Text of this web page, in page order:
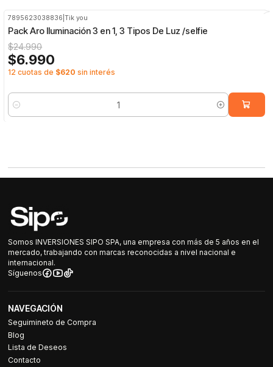
7895623038836 |Tik you
Pack Aro Iluminación 3 en 1, 3 Tipos De Luz /selfie
$24.990
$6.990
12 cuotas de $620 sin interés
Cantidad
Somos INVERSIONES SIPO SPA, una empresa con más de 5 años en el
mercado, trabajando con marcas reconocidas a nivel nacional e
internacional.
Síguenos
NAVEGACIÓN
Seguimineto de Compra
Blog
Lista de Deseos
Contacto